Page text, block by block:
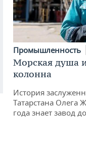
Промышленность
Морская душа
колонна
История
Татарстана Олега
года знает завод